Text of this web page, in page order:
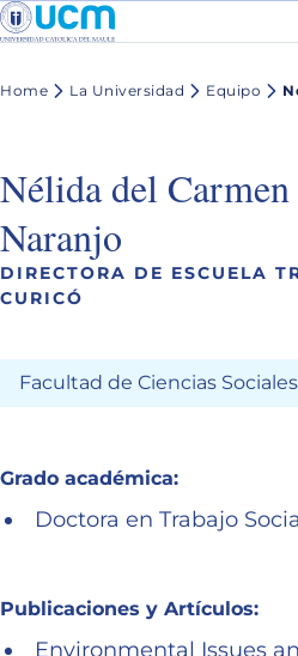
Home La Universidad Equipo
Nélida del
Naranjo
DIRECTORA DE ESCUELA
CURICÓ
Facultad de Ciencias
Grado académica:
Doctora en Trabajo
Publicaciones y Artículos:
Environmental Issues